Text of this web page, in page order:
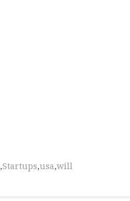
,Startups,usa,will